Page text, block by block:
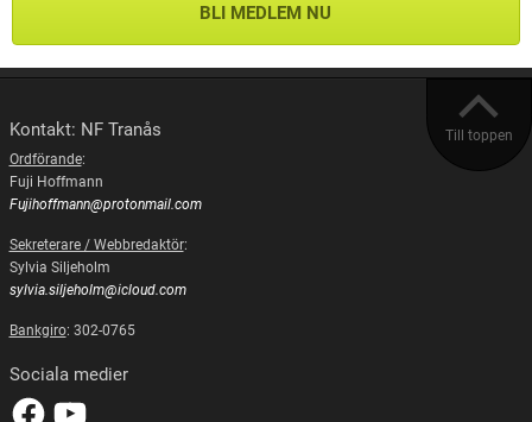
BLI MEDLEM NU
Till toppen
Kontakt: NF Tranås
Ordförande:
Fuji Hoffmann
Fujihoffmann@protonmail.com
Sekreterare / Webbredaktör:
Sylvia Siljeholm
sylvia.siljeholm@icloud.com
Bankgiro: 302-0765
Sociala medier